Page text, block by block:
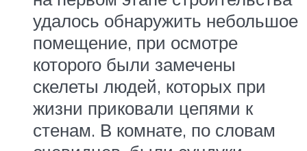
удалось обнаружить небольшое
помещение, при осмотре
которого были замечены
скелеты людей, которых при
жизни приковали цепями к
стенам. В комнате, по словам